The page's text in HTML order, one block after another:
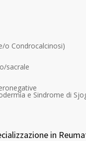
o Condrocalcinosi)
sacrale
e Sindrome di
in